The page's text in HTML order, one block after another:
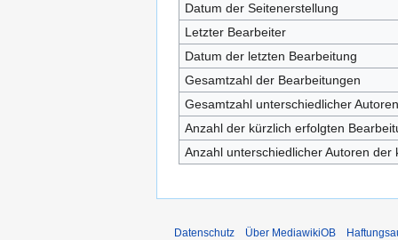
Datum der Seitenerstellung
Letzter Bearbeiter
Datum der letzten Bearbeitung
Gesamtzahl der Bearbeitungen
Gesamtzahl unterschiedlicher Autoren
Anzahl der kürzlich erfolgten
Anzahl unterschiedlicher Autoren
Datenschutz Über MediawikiOB